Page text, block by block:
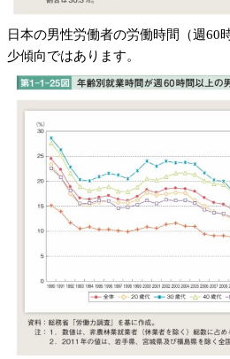
日本の男性労働者の労働時間（週60
少傾向ではあります。